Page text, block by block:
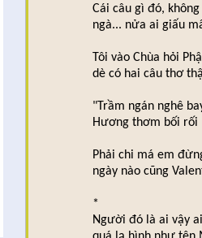
Cái câu gì đó,
ngà... nửa ai giấu
Tôi vào Chùa hỏi
dè có hai câu thơ
"Trầm ngán nghê
Hương thơm bối rối
Phải chi má em
ngày nào cũng
*
Người đó là ai vậy